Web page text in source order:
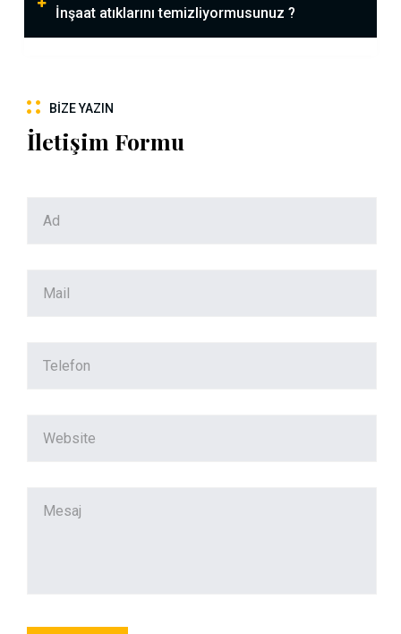
İnşaat atıklarını temizliyormusunuz ?
BIZE YAZIN
İletişim Formu